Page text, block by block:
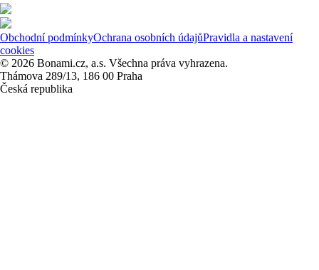
Obchodní podmínkyOchrana osobních údajůPravidla a nastavení
cookies
© 2026 Bonami.cz, a.s. Všechna práva vyhrazena.
Thámova 289/13, 186 00 Praha
Česká republika